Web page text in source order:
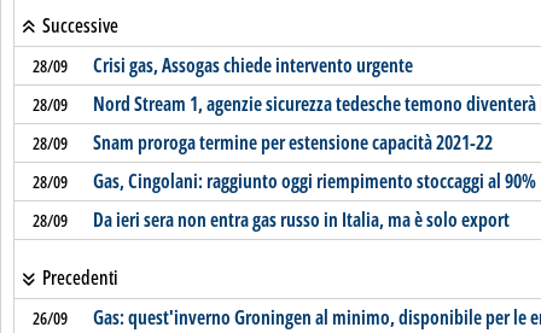
Successive
28/09 Crisi gas, Assogas chiede intervento urgente
28/09 Nord Stream 1, agenzie sicurezza tedesche temono
28/09 Snam proroga termine per estensione capacità 2021-22
28/09 Gas, Cingolani: raggiunto oggi riempimento stoccaggi al 90%
28/09 Da ieri sera non entra gas russo in Italia, ma è solo export
Precedenti
26/09 Gas: quest'inverno Groningen al minimo, disponibile per le